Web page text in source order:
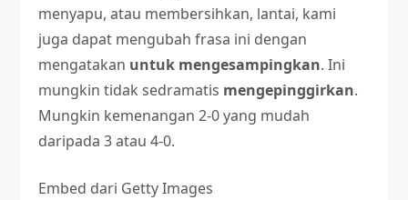
menyapu, atau membersihkan, lantai, kami
juga dapat mengubah frasa ini dengan
mengatakan untuk mengesampingkan. Ini
mungkin tidak sedramatis mengepinggirkan.
Mungkin kemenangan 2-0 yang mudah
daripada 3 atau 4-0.
Embed dari Getty Images